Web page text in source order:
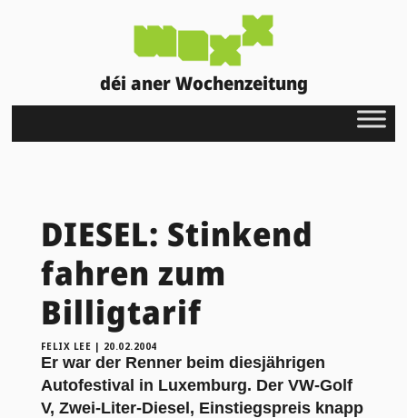
déi aner Wochenzeitung
DIESEL: Stinkend
fahren zum
Billigtarif
FELIX LEE | 20.02.2004
Er war der Renner beim diesjährigen
Autofestival in Luxemburg. Der VW-Golf
V, Zwei-Liter-Diesel, Einstiegspreis knapp